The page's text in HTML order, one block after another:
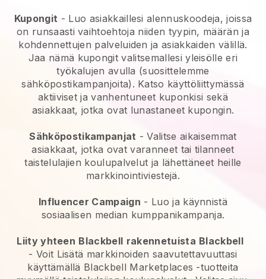
Kupongit - Luo asiakkaillesi alennuskoodeja, joissa
on runsaasti vaihtoehtoja niiden tyypin, määrän ja
kohdennettujen palveluiden ja asiakkaiden välillä.
Jaa nämä kupongit valitsemallesi yleisölle eri
työkalujen avulla (suosittelemme
sähköpostikampanjoita). Katso käyttöliittymässä
aktiiviset ja vanhentuneet kuponkisi sekä
asiakkaat, jotka ovat lunastaneet kupongin.
Sähköpostikampanjat -Valitse aikaisemmat
asiakkaat, jotka ovat varanneet tai tilanneet
taistelulajien koulupalvelut ja lähettäneet heille
markkinointiviestejä.
Influencer Campaign - Luo ja käynnistä
sosiaalisen median kumppanikampanja.
Liity yhteen Blackbell rakennetuista Blackbell
- Voit Lisätä markkinoiden saavutettavuuttasi
käyttämällä Blackbell Marketplaces -tuotteita